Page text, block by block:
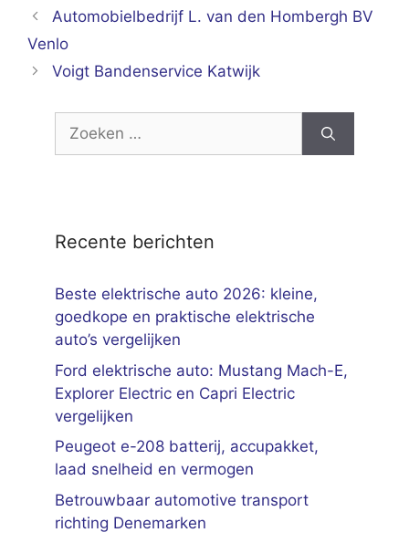
Automobielbedrijf L. van den Hombergh BV
Venlo
Voigt Bandenservice Katwijk
Zoek
Recente berichten
Beste elektrische auto 2026: kleine,
goedkope en praktische elektrische
auto’s vergelijken
Ford elektrische auto: Mustang Mach-E,
Explorer Electric en Capri Electric
vergelijken
Peugeot e-208 batterij, accupakket,
laad snelheid en vermogen
Betrouwbaar automotive transport
richting Denemarken